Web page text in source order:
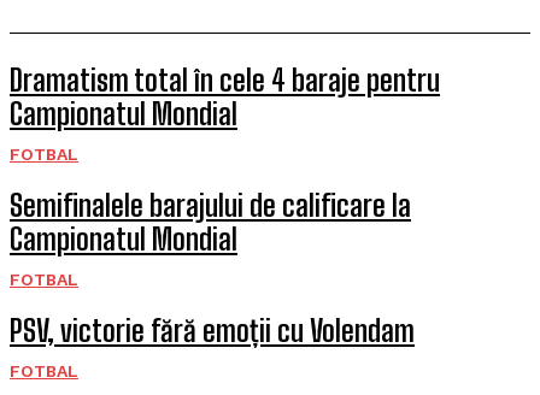
Dramatism total în cele 4 baraje pentru
Campionatul Mondial
FOTBAL
Semifinalele barajului de calificare la
Campionatul Mondial
FOTBAL
PSV, victorie fără emoții cu Volendam
FOTBAL